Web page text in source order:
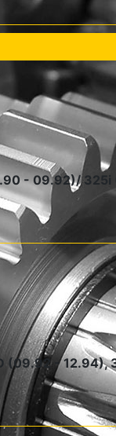
- 09.92)/ 325i
(09.92 - 12.94),